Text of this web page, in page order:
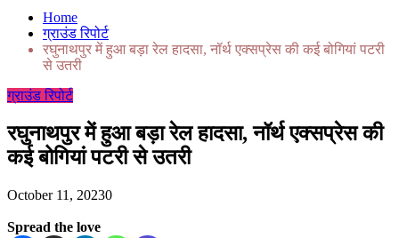
Home
ग्राउंड रिपोर्ट
रघुनाथपुर में हुआ बड़ा रेल हादसा, नॉर्थ एक्सप्रेस की कई बोगियां पटरी
से उतरी
ग्राउंड रिपोर्ट
रघुनाथपुर में हुआ बड़ा रेल हादसा, नॉर्थ एक्सप्रेस की
कई बोगियां पटरी से उतरी
October 11, 20230
Spread the love